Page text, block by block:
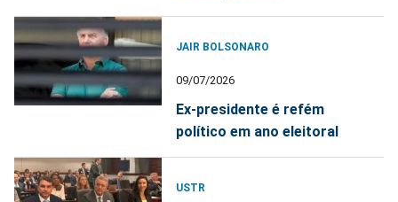
JAIR BOLSONARO
09/07/2026
Ex-presidente é refém
político em ano eleitoral
USTR